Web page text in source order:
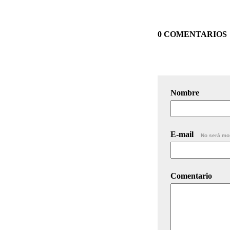
0 COMENTARIOS
Nombre
E-mail No será
Comentario